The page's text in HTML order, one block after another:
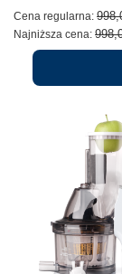
Cena regularna:
Najniższa cena: